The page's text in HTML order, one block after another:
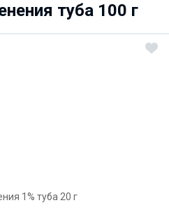
туба 100 г
1% туба 20 г